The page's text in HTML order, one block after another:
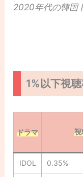
2020年代の韓国
1%以下視
ドラマ 視
IDOL 0.35%